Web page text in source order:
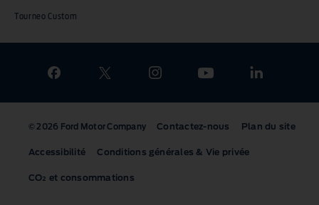
Tourneo Custom
© 2026 Ford Motor Company Contactez-nous Plan du site
Accessibilité Conditions générales & Vie privée
CO₂ et consommations